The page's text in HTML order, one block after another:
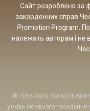
Сайт розроблено за
закордонних справ
Promotion Program.
належать авторам і не
© 2015-2023
умови активного посилання